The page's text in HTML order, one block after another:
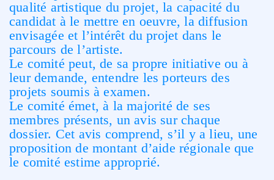
qualité artistique du projet, la capacité du
candidat à le mettre en oeuvre, la diffusion
envisagée et l’intérêt du projet dans le
parcours de l’artiste.
Le comité peut, de sa propre initiative ou à
leur demande, entendre les porteurs des
projets soumis à examen.
Le comité émet, à la majorité de ses
membres présents, un avis sur chaque
dossier. Cet avis comprend, s’il y a lieu, une
proposition de montant d’aide régionale que
le comité estime approprié.